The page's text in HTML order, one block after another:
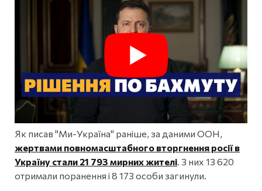
Як писав "Ми-Україна" раніше, за даними ООН,
жертвами повномасштабного вторгнення росії в
Україну стали 21 793 мирних жителі . З них 13 620
отримали поранення і 8 173 особи загинули.